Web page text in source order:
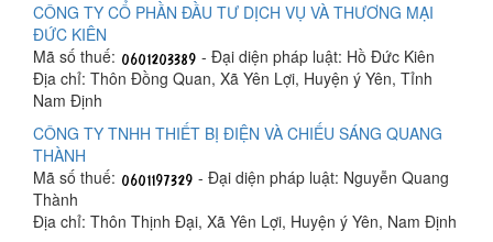
CÔNG TY CỔ PHẦN ĐẦU TƯ DỊCH VỤ VÀ THƯƠNG MẠI
ĐỨC KIÊN
Mã số thuế:
- Đại diện pháp luật: Hồ Đức Kiên
Địa chỉ: Thôn Đồng Quan, Xã Yên Lợi, Huyện ý Yên, Tỉnh
Nam Định
CÔNG TY TNHH THIẾT BỊ ĐIỆN VÀ CHIẾU SÁNG QUANG
THÀNH
Mã số thuế:
- Đại diện pháp luật: Nguyễn Quang
Thành
Địa chỉ: Thôn Thịnh Đại, Xã Yên Lợi, Huyện ý Yên, Nam Định